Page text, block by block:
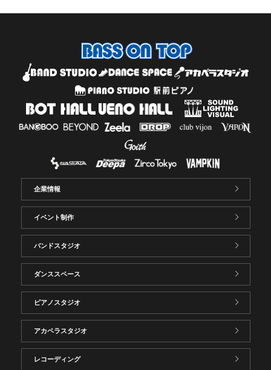
企業情報
イベント制作
バンドスタジオ
ダンススペース
ピアノスタジオ
アカペラスタジオ
レコーディング